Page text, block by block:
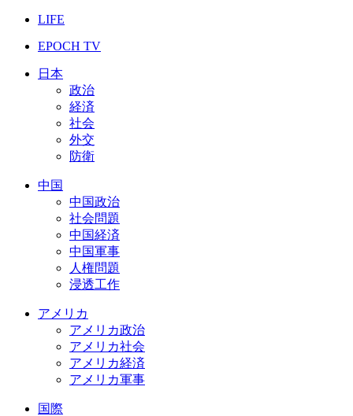
LIFE
EPOCH TV
日本
政治
経済
社会
外交
防衛
中国
中国政治
社会問題
中国経済
中国軍事
人権問題
浸透工作
アメリカ
アメリカ政治
アメリカ社会
アメリカ経済
アメリカ軍事
国際